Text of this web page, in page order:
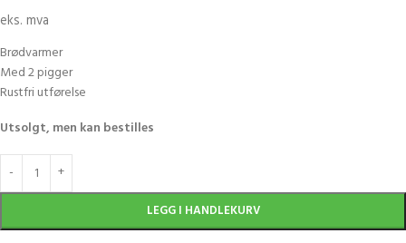
eks. mva
Brødvarmer
Med 2 pigger
Rustfri utførelse
Utsolgt, men kan bestilles
LEGG I HANDLEKURV